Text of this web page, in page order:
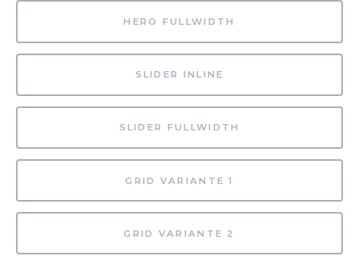
HERO FULLWIDTH
SLIDER INLINE
SLIDER FULLWIDTH
GRID VARIANTE 1
GRID VARIANTE 2